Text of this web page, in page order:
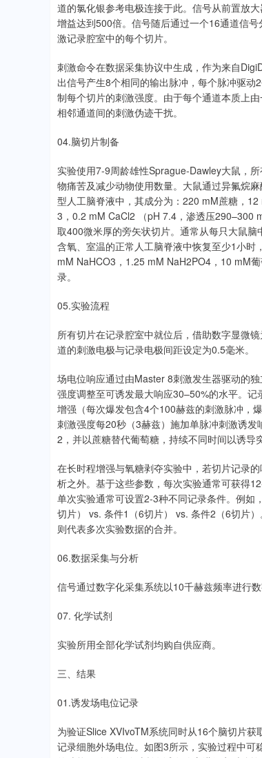
道的氯化银参考电极连接于此。信号从前置放
增益达到500倍。信号随后通过一个16通道信
激记录腔室中的每个切片。
刺激命令在数据采集协议中生成，作为来自
出信号产生8个相同的输出脉冲，每个脉冲驱
制每个切片的刺激强度。由于每个通道本质上
相邻通道间的刺激伪迹干扰。
04.脑切片制备
实验使用7-9周龄雄性Sprague-Dawley大鼠，
物痛苦及减少动物使用数量。大鼠通过异氟烷
型人工脑脊液中，其成分为：220 mM蔗糖，
3，0.2 mM CaCl2 （pH 7.4，渗透压290–300
取400微米厚的旁矢状切片。通常从每只大鼠
含氧、室温的正常人工脑脊液中恢复至少1小
mM NaHCO3，1.25 mM NaH2PO4，10 mM
录。
05.实验流程
所有切片在记录腔室中就位后，借助数字显微
道的刺激电极与记录电极间距设定为0.5毫米。
场电位响应通过由Master 8刺激发生器驱动的
强度调整至可诱发最大响应30–50%的水平。
增强（每次爆发包含4个100赫兹的刺激脉冲，
刺激强度每20秒（3赫兹）施加单脉冲刺激诱
2，并以蔗糖替代葡萄糖，持续不同时间以诱导
在长时程增强与氧糖剥夺实验中，若切片记录
析之外。基于这些参数，每次实验通常可获得
单次实验通常可设置2-3种不同记录条件。例
切片） vs. 条件1（6切片） vs. 条件2（6切片
则代表多次实验数据的合并。
06.数据采集与分析
信号通过数字化采集系统以10千赫兹频率进行
07. 化学试剂
实验所用全部化学试剂均购自供应商。
三、结果
01.诱发场电位记录
为验证Slice XVIvoTM系统同时从16个脑切片
记录细胞外场电位。如图3所示，实验过程中